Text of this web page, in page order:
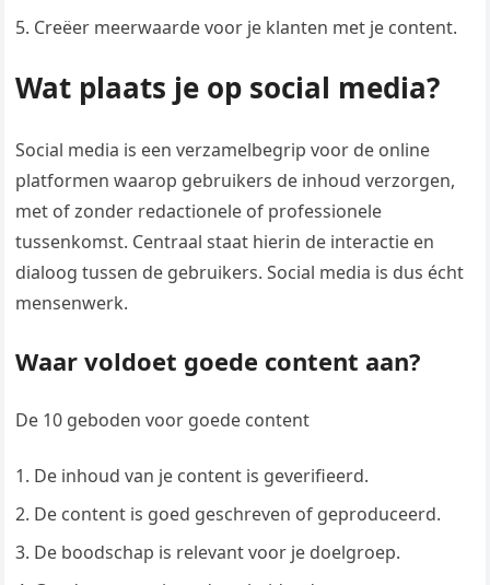
Creëer meerwaarde voor je klanten met je content.
Wat plaats je op social media?
Social media is een verzamelbegrip voor de online
platformen waarop gebruikers de inhoud verzorgen,
met of zonder redactionele of professionele
tussenkomst. Centraal staat hierin de interactie en
dialoog tussen de gebruikers. Social media is dus écht
mensenwerk.
Waar voldoet goede content aan?
De 10 geboden voor goede content
De inhoud van je content is geverifieerd.
De content is goed geschreven of geproduceerd.
De boodschap is relevant voor je doelgroep.